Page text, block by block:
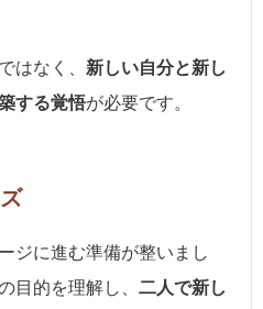
はなく、 新しい自分と新し
する覚悟が必要です。
ジに進む準備が整いまし
目的を理解し、 二人で新し